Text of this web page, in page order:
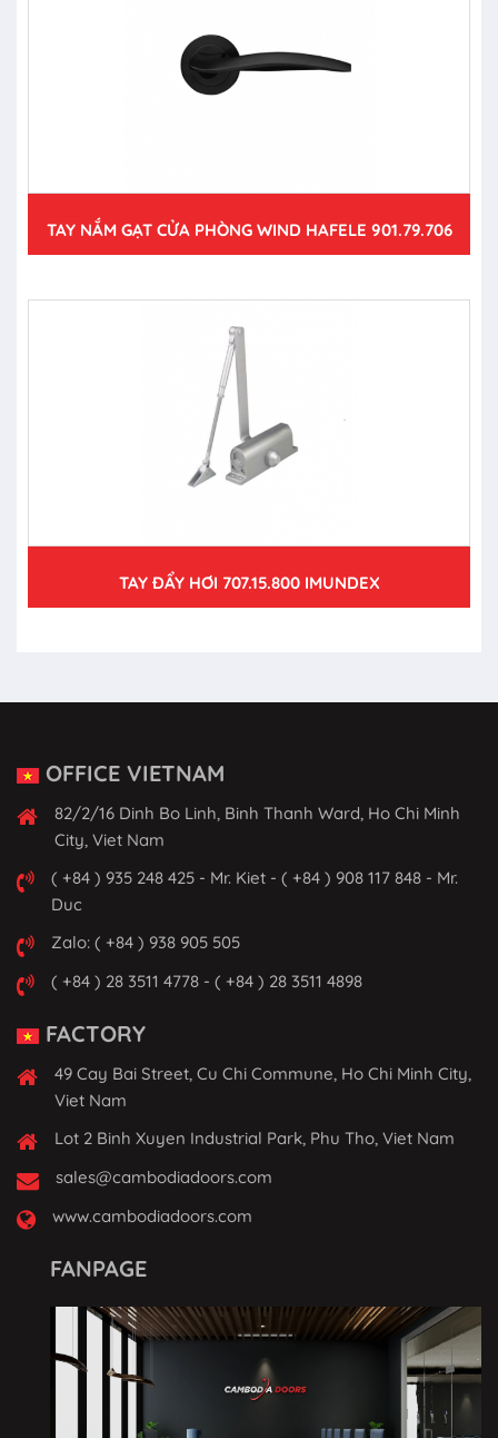
TAY NẮM GẠT CỬA PHÒNG WIND HAFELE 901.79.706
TAY ĐẨY HƠI 707.15.800 IMUNDEX
OFFICE VIETNAM
82/2/16 Dinh Bo Linh, Binh Thanh Ward, Ho Chi Minh
City, Viet Nam
( +84 ) 935 248 425 - Mr. Kiet - ( +84 ) 908 117 848 - Mr.
Duc
Zalo: ( +84 ) 938 905 505
( +84 ) 28 3511 4778 - ( +84 ) 28 3511 4898
FACTORY
49 Cay Bai Street, Cu Chi Commune, Ho Chi Minh City,
Viet Nam
Lot 2 Binh Xuyen Industrial Park, Phu Tho, Viet Nam
sales@cambodiadoors.com
www.cambodiadoors.com
FANPAGE